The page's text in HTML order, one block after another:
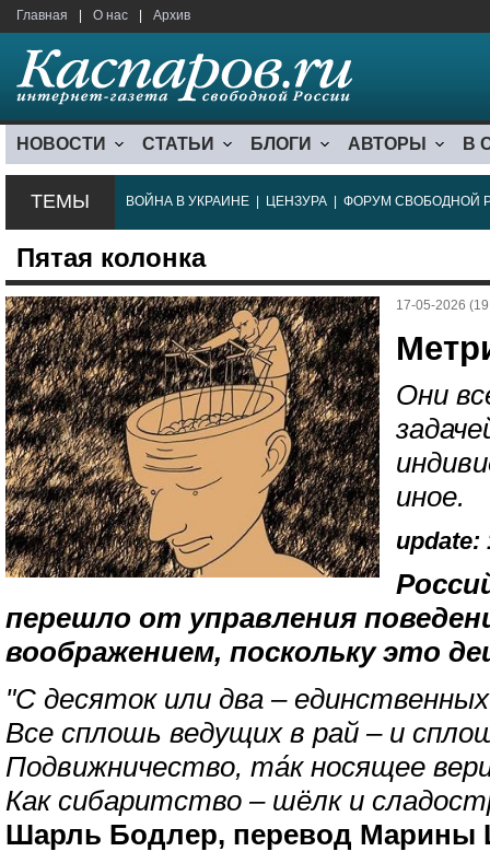
Главная О нас Архив
НОВОСТИ СТАТЬИ БЛОГИ АВТОРЫ В
ТЕМЫ ВОЙНА В УКРАИНЕ ЦЕНЗУРА ФОРУМ СВОБОДНОЙ
Пятая колонка
17-05-2026
Они
иное.
update:
перешло от управления
воображением, поскольку это
"С десяток или два –
Все сплошь ведущих в рай – и
Подвижничество, та́к носящее
Как сибаритство – шёлк и
Шарль Бодлер, перевод Марины